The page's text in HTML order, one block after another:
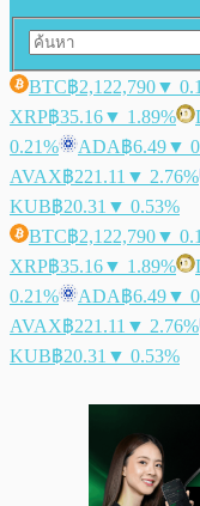
BTC฿2,122,790▼
XRP฿35.16▼ 1.89%
0.21%
ADA฿6.49▼
AVAX฿221.11 ▼ 2.76%
KUB฿20.31 ▼ 0.53%
BTC฿2,122,790▼
XRP฿35.16▼ 1.89%
0.21%
ADA฿6.49▼
AVAX฿221.11 ▼ 2.76%
KUB฿20.31 ▼ 0.53%